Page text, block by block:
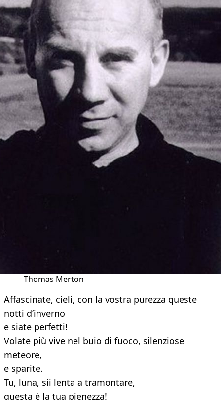
Thomas Merton
Affascinate, cieli, con la vostra purezza queste
notti d’inverno
e siate perfetti!
Volate più vive nel buio di fuoco, silenziose
meteore,
e sparite.
Tu, luna, sii lenta a tramontare,
questa è la tua pienezza!